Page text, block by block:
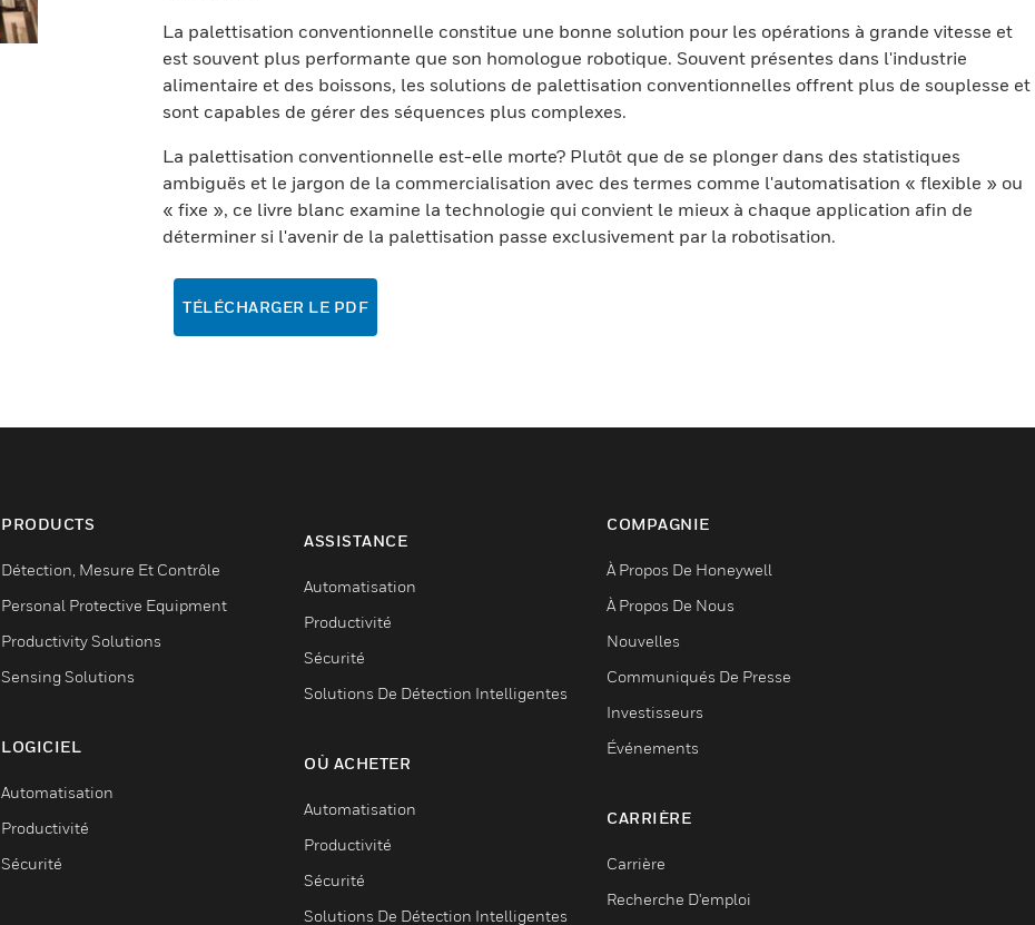
La palettisation conventionnelle constitue une bonne solution pour les opérations à grande vitesse et
est souvent plus performante que son homologue robotique. Souvent présentes dans l'industrie
alimentaire et des boissons, les solutions de palettisation conventionnelles offrent plus de souplesse et
sont capables de gérer des séquences plus complexes.
La palettisation conventionnelle est-elle morte? Plutôt que de se plonger dans des statistiques
ambiguës et le jargon de la commercialisation avec des termes comme l'automatisation « flexible » ou
« fixe », ce livre blanc examine la technologie qui convient le mieux à chaque application afin de
déterminer si l'avenir de la palettisation passe exclusivement par la robotisation.
TÉLÉCHARGER LE PDF
PRODUCTS
Détection, Mesure Et Contrôle
Personal Protective Equipment
Productivity Solutions
Sensing Solutions
LOGICIEL
Automatisation
Productivité
Sécurité
ASSISTANCE
Automatisation
Productivité
Sécurité
Solutions De Détection Intelligentes
OÙ ACHETER
Automatisation
Productivité
Sécurité
Solutions De Détection Intelligentes
COMPAGNIE
À Propos De Honeywell
À Propos De Nous
Nouvelles
Communiqués De Presse
Investisseurs
Événements
CARRIÈRE
Carrière
Recherche D'emploi